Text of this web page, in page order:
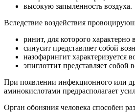
высокую запыленность воздуха.
Вследствие воздействия
ринит, для которого характерно
синусит представляет собой
назофарингит характеризуется
эпиглоттит представляет собой
При появлении инфекционного или
аминокислотами предрасполагает
Орган обоняния человека способен